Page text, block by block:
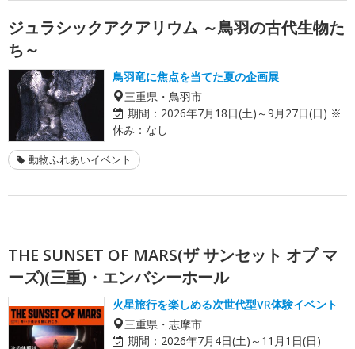
ジュラシックアクアリウム ～鳥羽の古代生物た
ち～
鳥羽竜に焦点を当てた夏の企画展
三重県・鳥羽市
期間： 2026年7月18日(土)～9月27日(日) ※
休み：なし
動物ふれあいイベント
THE SUNSET OF MARS(ザ サンセット オブ マ
ーズ)(三重)・エンバシーホール
火星旅行を楽しめる次世代型VR体験イベント
三重県・志摩市
期間： 2026年7月4日(土)～11月1日(日)